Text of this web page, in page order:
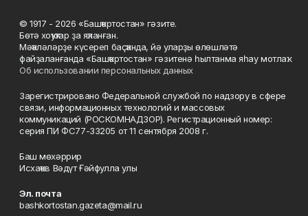
© 1917 - 2026 «Башҡортостан» гәзите.
Бөтә хоҡуҡтар ҙа яҡланған.
Мәҡәләләрҙе күсереп баҫҡанда, йә уларҙы өлөшләтә
файҙаланғанда «Башҡортостан» гәзитенә һылтанма яһау мотлаҡ.
Об использовании персональных данных
Зарегистрировано Федеральной службой по надзору в сфере
связи, информационных технологий и массовых
коммуникаций (РОСКОМНАДЗОР). Регистрационный номер:
серия ПИ ФС77-33205 от 11 сентября 2008 г.
Баш мөхәррир
Исхаҡов Вәдүт Ғәйфулла улы
Эл. почта
bashkortostan.gazeta@mail.ru